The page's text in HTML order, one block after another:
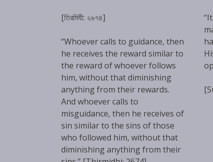
[তিরমিযী: ২৬৭৪]
“Whoever calls to guidance, then
he receives the reward similar to
the reward of whoever follows
him, without that diminishing
anything from their rewards.
And whoever calls to
misguidance, then he receives of
sin similar to the sins of those
who followed him, without that
diminishing anything from their